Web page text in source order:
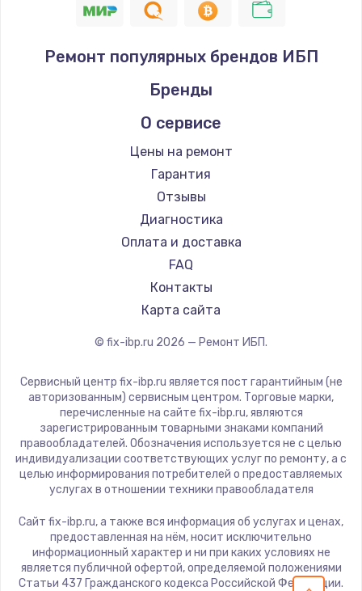
Ремонт популярных брендов ИБП
Бренды
О сервисе
Цены на ремонт
Гарантия
Отзывы
Диагностика
Оплата и доставка
FAQ
Контакты
Карта сайта
© fix-ibp.ru 2026 — Ремонт ИБП.
Сервисный центр fix-ibp.ru является пост гарантийным (не
авторизованным) сервисным центром. Торговые марки,
перечисленные на сайте fix-ibp.ru, являются
зарегистрированным товарными знаками компаний
правообладателей. Обозначения используется не с целью
индивидуализации соответствующих услуг по ремонту, а с
целью информирования потребителей о предоставляемых
услугах в отношении техники правообладателя
Сайт fix-ibp.ru, а также вся информация об услугах и ценах,
предоставленная на нём, носит исключительно
информационный характер и ни при каких условиях не
является публичной офертой, определяемой положениями
Статьи 437 Гражданского кодекса Российской Федерации.